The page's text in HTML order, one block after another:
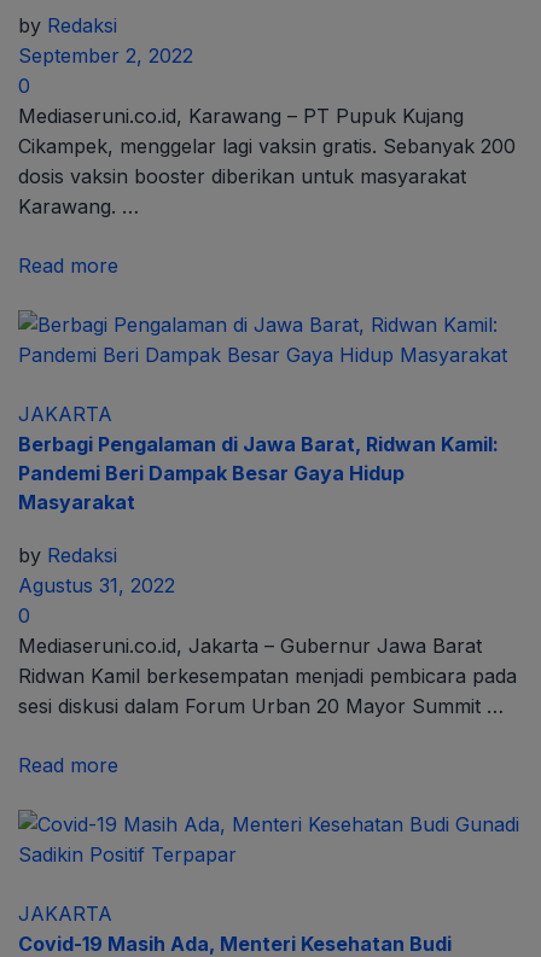
by Redaksi
September 2, 2022
0
Mediaseruni.co.id, Karawang – PT Pupuk Kujang
Cikampek, menggelar lagi vaksin gratis. Sebanyak 200
dosis vaksin booster diberikan untuk masyarakat
Karawang. …
Read more
JAKARTA
Berbagi Pengalaman di Jawa Barat, Ridwan Kamil:
Pandemi Beri Dampak Besar Gaya Hidup
Masyarakat
by Redaksi
Agustus 31, 2022
0
Mediaseruni.co.id, Jakarta – Gubernur Jawa Barat
Ridwan Kamil berkesempatan menjadi pembicara pada
sesi diskusi dalam Forum Urban 20 Mayor Summit …
Read more
JAKARTA
Covid-19 Masih Ada, Menteri Kesehatan Budi